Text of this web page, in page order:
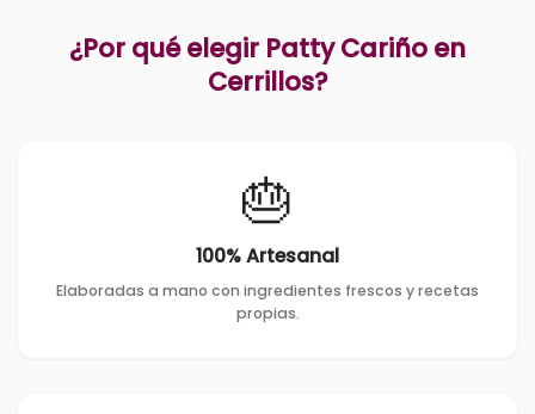
¿Por qué elegir Patty Cariño en
Cerrillos?
🎂
100% Artesanal
Elaboradas a mano con ingredientes frescos y recetas
propias.